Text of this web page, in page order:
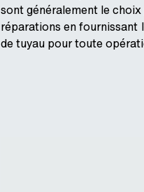
sont généralement le
réparations en fournissant
de tuyau pour toute